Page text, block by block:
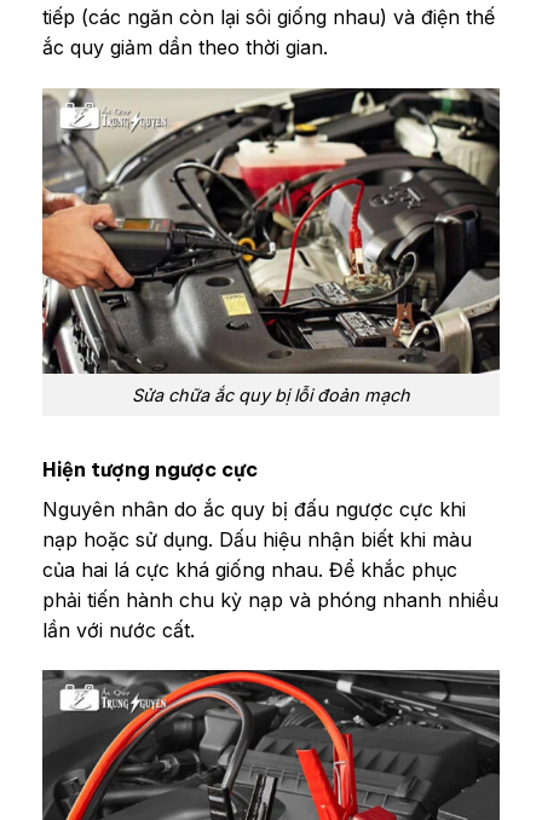
tiếp (các ngăn còn lại sôi giống nhau) và điện thế
ắc quy giảm dần theo thời gian.
Sửa chữa ắc quy bị lỗi đoản mạch
Hiện tượng ngược cực
Nguyên nhân do ắc quy bị đấu ngược cực khi
nạp hoặc sử dụng. Dấu hiệu nhận biết khi màu
của hai lá cực khá giống nhau. Để khắc phục
phải tiến hành chu kỳ nạp và phóng nhanh nhiều
lần với nước cất.